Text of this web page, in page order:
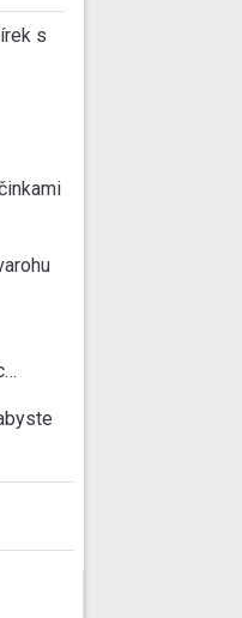
s